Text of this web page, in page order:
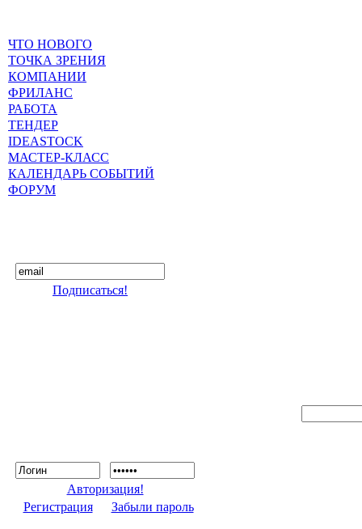
ЧТО НОВОГО
ТОЧКА ЗРЕНИЯ
КОМПАНИИ
ФРИЛАНС
РАБОТА
ТЕНДЕР
IDEASTOCK
МАСТЕР-КЛАСС
КАЛЕНДАРЬ СОБЫТИЙ
ФОРУМ
Подписаться!
Авторизация!
Регистрация
Забыли пароль